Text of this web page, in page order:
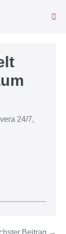
24/7,